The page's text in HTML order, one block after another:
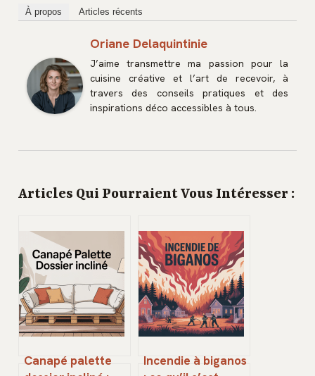
À propos Articles récents
Oriane Delaquintinie
J’aime transmettre ma passion pour la
cuisine créative et l’art de recevoir, à
travers des conseils pratiques et des
inspirations déco accessibles à tous.
Articles Qui Pourraient Vous Intéresser :
Canapé palette
Incendie à biganos